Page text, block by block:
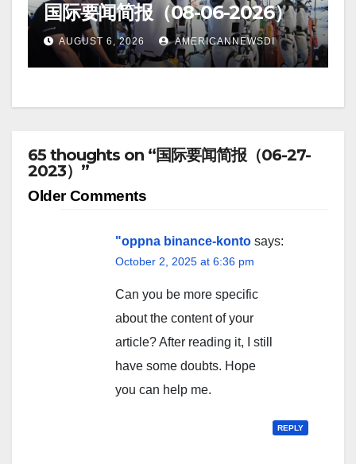
国际要闻简报（08-06-2026）
AUGUST 6, 2026 AMERICANNEWSDI
65 thoughts on “国际要闻简报（06-27-
2023）”
Comment
Older Comments
"oppna binance-konto says:
October 2, 2025 at 6:36 pm
Can you be more specific
about the content of your
article? After reading it, I still
have some doubts. Hope
you can help me.
REPLY